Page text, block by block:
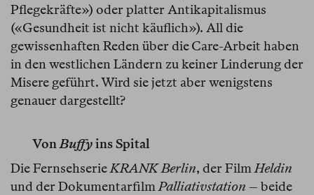
Pflegekräfte») oder platter Antikapitalismus
(«Gesundheit ist nicht käuflich»). All die
gewissenhaften Reden über die Care-Arbeit haben
in den westlichen Ländern zu keiner Linderung der
Misere geführt. Wird sie jetzt aber wenigstens
genauer dargestellt?
VonBuffyins Spital
Die FernsehserieKRANK Berlin, der FilmHeldin
und der DokumentarfilmPalliativstation – beide